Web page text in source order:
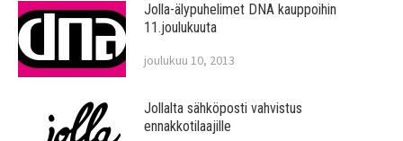
Jolla-älypuhelimet DNA kauppoihin
11.joulukuuta
joulukuu 10, 2013
Jollalta sähköposti vahvistus
ennakkotilaajille